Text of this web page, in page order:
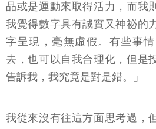
品或是運動來取得活力，而我
我覺得數字具有誠實又神祕的
字呈現，毫無虛假。有些事
去，也可以自我合理化，但是
告訴我，我究竟是對是錯。」
我從來沒有往這方面思考過，